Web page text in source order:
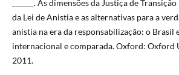
______. As dimensões da Justiça de
da Lei de Anistia e as alternativas para a
anistia na era da responsabilização: o Brasil
internacional e comparada. Oxford: Oxford
2011.